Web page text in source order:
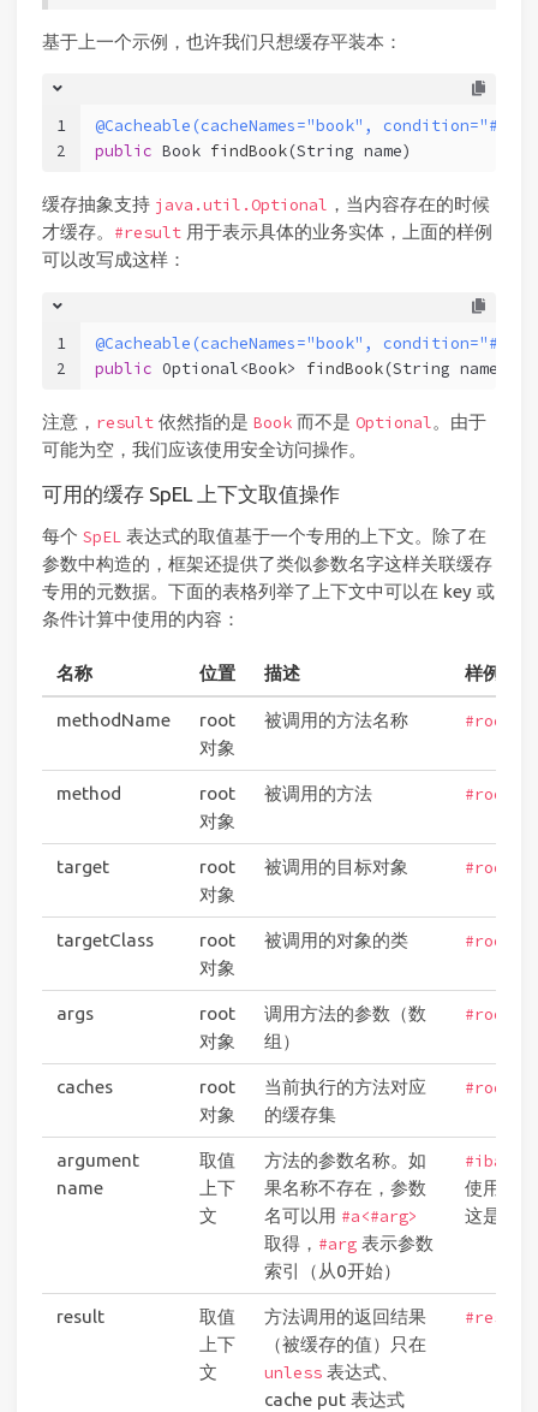
基于上一个示例，也许我们只想缓存平装本：
1
2
@Cacheable(cacheNames="book",
public Book findBook(String name)
缓存抽象支持 java.util.Optional ，当内容存在的时候
才缓存。 #result 用于表示具体的业务实体，上面的样例
可以改写成这样：
1
2
@Cacheable(cacheNames="book",
public Optional<Book> findBook(String name)
注意， result 依然指的是 Book 而不是 Optional。由于
可能为空，我们应该使用安全访问操作。
可用的缓存 SpEL 上下文取值操作
每个 SpEL 表达式的取值基于一个专用的上下文。除了在
参数中构造的，框架还提供了类似参数名字这样关联缓存
专用的元数据。下面的表格列举了上下文中可以在 key 或
条件计算中使用的内容：
名称 位置 描述 样例
methodName
root
对象
被调用的方法名称
method
root
对象
被调用的方法
target
root
对象
被调用的目标对象
targetClass
root
对象
被调用的对象的类
args
root
对象
调用方法的参数（数
组）
caches
root
对象
当前执行的方法对应
的缓存集
argument
name
取值
上下
文
方法的参数名称。如
果名称不存在，参数
名可以用 #a<#arg>
取得， #arg表示参数
索引（从0开始）
#iban
使用
这是个
result
取值
上下
文
方法调用的返回结果
（被缓存的值）只在
unless表达式、
cache put 表达式
#result